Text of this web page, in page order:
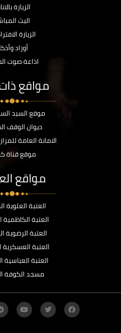
الزيارة
البث
الزيارة
أوراد
اذاعة صوت
مواقع
موقع السيد
ديوان الوقف
الامانة العامة
موقع قناة
مواقع
العتبة
العتبة
العتبة
العتبة
العتبة
مسجد الكوفة